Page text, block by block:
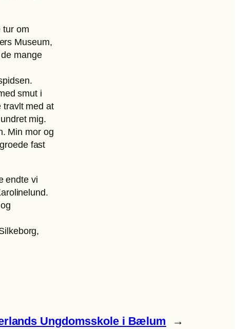
tur om
Museum,
mange
smut i
travlt med at
mig.
Min mor og
fast
endte vi
Ungdomsskole i Bælum →